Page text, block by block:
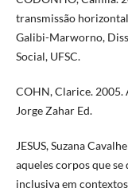
transmissão
Galibi-Marworno,
Social, UFSC.
COHN, Clarice. 2005.
Jorge Zahar Ed.
JESUS, Suzana
aqueles corpos que se
inclusiva em